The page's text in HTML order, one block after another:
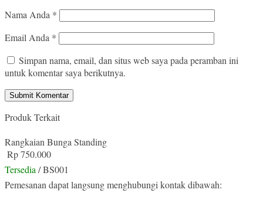
Nama Anda *
Email Anda *
Simpan nama, email, dan situs web saya pada peramban ini
untuk komentar saya berikutnya.
Produk Terkait
Rangkaian Bunga Standing
Rp 750.000
Tersedia/ BS001
Pemesanan dapat langsung menghubungi kontak dibawah: